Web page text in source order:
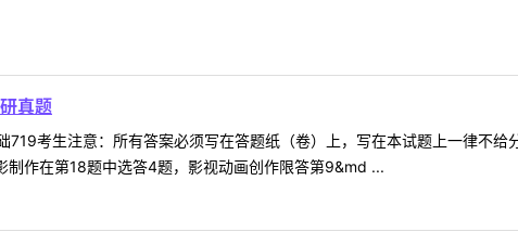
真题
考生注意：所有答案必须写在答题纸（卷）上，写在本试题上一律不给
作在第18题中选答4题，影视动画创作限答第9&md ...